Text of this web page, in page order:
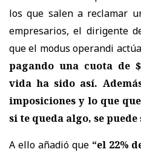
los que salen a reclamar
empresarios, el dirigente
que el modus operandi
pagando una cuota de
vida ha sido así.
imposiciones y lo que
si te queda algo, se
A ello añadió que “el 22%